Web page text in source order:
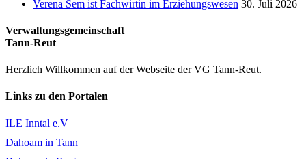
Verena Sem ist Fachwirtin im Erziehungswesen 30. Juli 2026
Verwaltungsgemeinschaft
Tann-Reut
Herzlich Willkommen auf der Webseite der VG Tann-Reut.
Links zu den Portalen
ILE Inntal e.V
Dahoam in Tann